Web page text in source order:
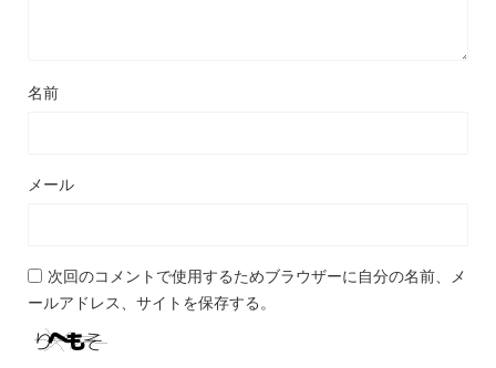
名前
メール
次回のコメントで使用するためブラウザーに自分の名前、メ
ールアドレス、サイトを保存する。